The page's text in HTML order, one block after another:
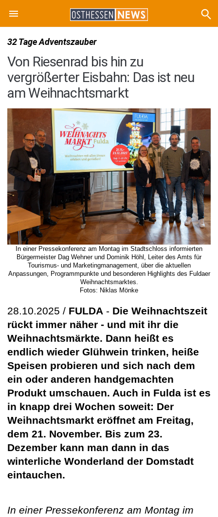
32 Tage Adventszauber
Von Riesenrad bis hin zu
vergrößerter Eisbahn: Das ist neu
am Weihnachtsmarkt
In einer Pressekonferenz am Montag im Stadtschloss informierten
Bürgermeister Dag Wehner und Dominik Höhl, Leiter des Amts für
Tourismus- und Marketingmanagement, über die aktuellen
Anpassungen, Programmpunkte und besonderen Highlights des Fuldaer
Weihnachtsmarktes.
Fotos: Niklas Mönke
28.10.2025 / FULDA - Die Weihnachtszeit
rückt immer näher - und mit ihr die
Weihnachtsmärkte. Dann heißt es
endlich wieder Glühwein trinken, heiße
Speisen probieren und sich nach dem
ein oder anderen handgemachten
Produkt umschauen. Auch in Fulda ist es
in knapp drei Wochen soweit: Der
Weihnachtsmarkt eröffnet am Freitag,
dem 21. November. Bis zum 23.
Dezember kann man dann in das
winterliche Wonderland der Domstadt
eintauchen.
In einer Pressekonferenz am Montag im